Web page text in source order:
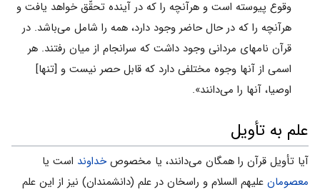
وقوع پیوسته است و هرآنچه را که در آینده تحقّق خواهد یافت و
هرآنچه را که در حال حاضر وجود دارد، همه را شامل مى‌باشد. در
قرآن نامهاى مردانى وجود داشت که سرانجام از میان رفتند. هر
اسمى از آنها وجوه مختلفى دارد که قابل حصر نیست و [تنها]
اوصیا، آنها را مى‌دانند».
علم به تأویل
آیا تأویل قرآن را همگان مى‌دانند، یا مخصوصخداوند است یا
معصومان علیهم السلام و راسخان در علم (دانشمندان) نیز از این علم